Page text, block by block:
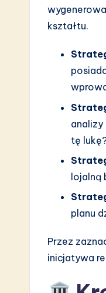
kształtu.
analizy
tę
lojalną
planu
Przez
inicjatywa